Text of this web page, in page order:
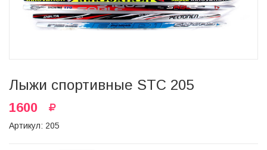
Лыжи спортивные STC 205
1600
Артикул: 205